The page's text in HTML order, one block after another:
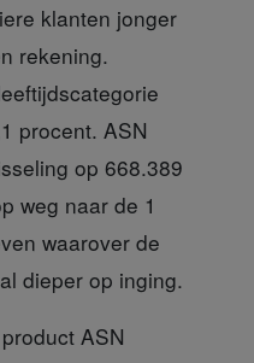
klanten jonger
rekening.
procent. ASN
op 668.389
weg naar de 1
waarover de
dieper op inging.
ASN